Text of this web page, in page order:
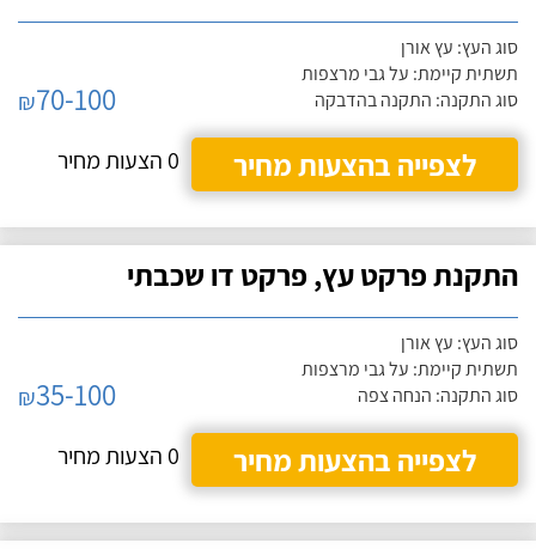
סוג העץ: עץ אורן
תשתית קיימת: על גבי מרצפות
סוג התקנה: התקנה בהדבקה
₪70-100
לצפייה בהצעות מחיר
0 הצעות מחיר
התקנת פרקט עץ, פרקט דו שכבתי
סוג העץ: עץ אורן
תשתית קיימת: על גבי מרצפות
סוג התקנה: הנחה צפה
₪35-100
לצפייה בהצעות מחיר
0 הצעות מחיר